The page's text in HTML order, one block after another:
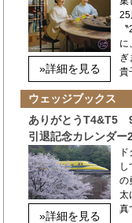
»詳細を見る
25
に
ぎ
貴
ウェッジブックス
ありがとうT4&T5
引退記念カレンダ
»詳細を見る
し
の
太
真